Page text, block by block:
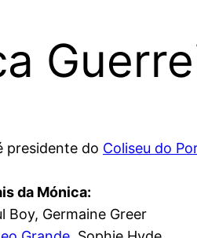
presidente do Coliseu do
da Mónica:
Boy, Germaine Greer